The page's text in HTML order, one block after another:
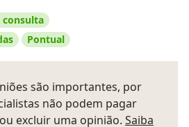
consulta
Pontual
são importantes, por
não podem pagar
excluir uma opinião. Saiba